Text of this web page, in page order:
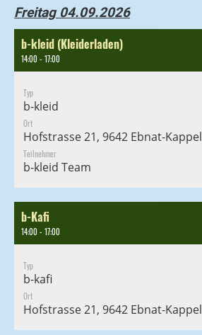
Freitag 04.09.2026
b-kleid (Kleiderladen)
14:00 - 17:00
Typ
b-kleid
Ort
Hofstrasse 21, 9642 Ebnat-Kappel
Teilnehmer
b-kleid Team
b-Kafi
14:00 - 17:00
Typ
b-kafi
Ort
Hofstrasse 21, 9642 Ebnat-Kappel